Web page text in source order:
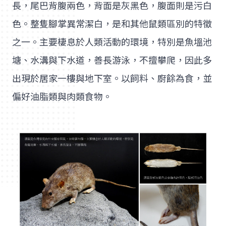
長，尾巴背腹兩色，背面是灰黑色，腹面則是污白
色。整隻腳掌異常潔白，是和其他鼠類區別的特徵
之一。主要棲息於人類活動的環境，特別是魚塭池
塘、水溝與下水道，善長游泳，不擅攀爬，因此多
出現於居家一樓與地下室。以飼料、廚餘為食，並
偏好油脂類與肉類食物。